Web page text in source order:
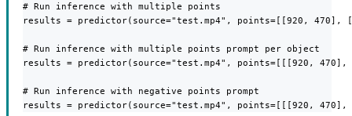
# Run inference with multiple points
results = predictor(source="test.mp4", points=[[920,
# Run inference with multiple points prompt per object
results = predictor(source="test.mp4", points=[[[920,
# Run inference with negative points prompt
results = predictor(source="test.mp4", points=[[[920,